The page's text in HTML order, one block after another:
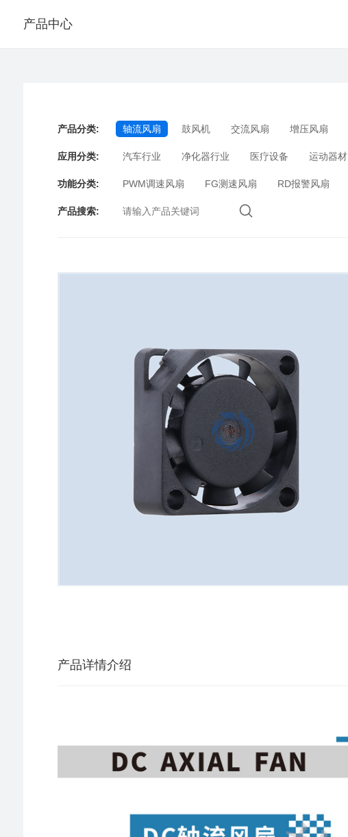
产品中心
产品分类: 轴流风扇 鼓风机 交流风扇 增压风扇
应用分类: 汽车行业 净化器行业 医疗设备 运动器材
功能分类: PWM调速风扇 FG测速风扇 RD报警风扇
产品搜索:
产品详情介绍